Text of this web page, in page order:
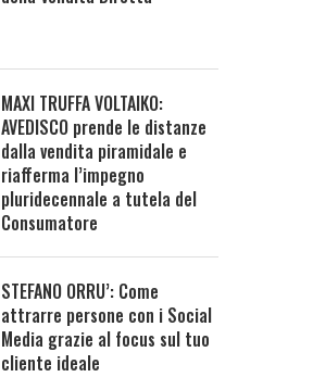
MAXI TRUFFA VOLTAIKO:
AVEDISCO prende le distanze
dalla vendita piramidale e
riafferma l’impegno
pluridecennale a tutela del
Consumatore
STEFANO ORRU’: Come
attrarre persone con i Social
Media grazie al focus sul tuo
cliente ideale